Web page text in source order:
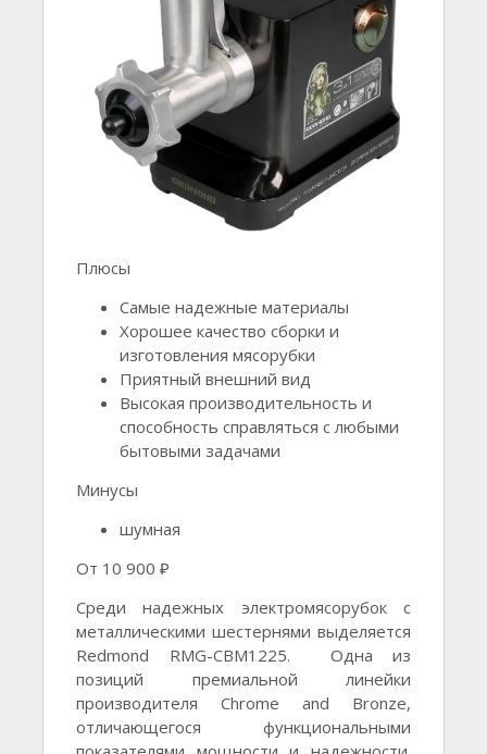
Плюсы
Самые надежные материалы
Хорошее качество сборки и
изготовления мясорубки
Приятный внешний вид
Высокая производительность и
способность справляться с любыми
бытовыми задачами
Минусы
шумная
От 10 900 ₽
Среди надежных электромясорубок с
металлическими шестернями выделяется
Redmond RMG-CBM1225. Одна из
позиций премиальной линейки
производителя Chrome and Bronze,
отличающегося функциональными